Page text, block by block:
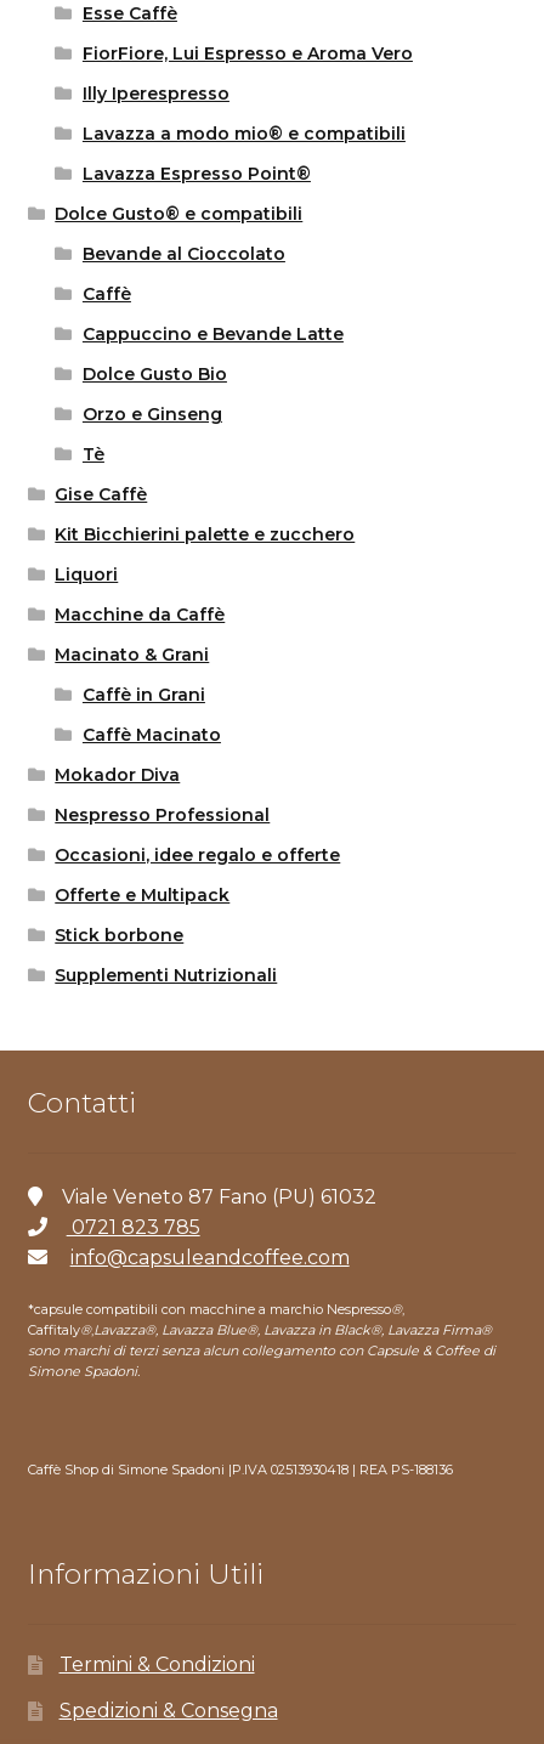
Esse Caffè
FiorFiore, Lui Espresso e Aroma Vero
Illy Iperespresso
Lavazza a modo mio® e compatibili
Lavazza Espresso Point®
Dolce Gusto® e compatibili
Bevande al Cioccolato
Caffè
Cappuccino e Bevande Latte
Dolce Gusto Bio
Orzo e Ginseng
Tè
Gise Caffè
Kit Bicchierini palette e zucchero
Liquori
Macchine da Caffè
Macinato & Grani
Caffè in Grani
Caffè Macinato
Mokador Diva
Nespresso Professional
Occasioni, idee regalo e offerte
Offerte e Multipack
Stick borbone
Supplementi Nutrizionali
Contatti
Viale Veneto 87 Fano (PU) 61032
0721 823 785
info@capsuleandcoffee.com
*capsule compatibili con macchine a marchio Nespresso®,
Caffitaly®,Lavazza®, Lavazza Blue®, Lavazza in Black®, Lavazza Firma®
sono marchi di terzi senza alcun collegamento con Capsule & Coffee di
Simone Spadoni.
Caffè Shop di Simone Spadoni |P.IVA 02513930418 | REA PS-188136
Informazioni Utili
Termini & Condizioni
Spedizioni & Consegna